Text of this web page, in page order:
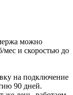
можно
мес и скоростью до
на подключение
90 дней.